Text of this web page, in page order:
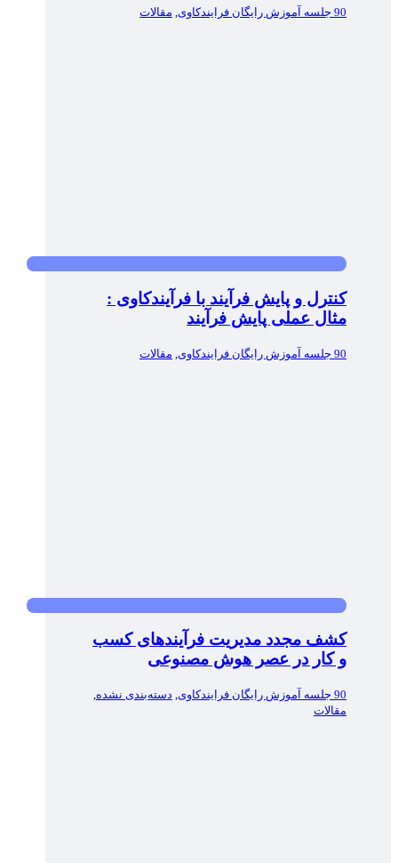
90 جلسه آموزش رایگان فرایندکاوی , مقالات
کنترل و پایش فرآیند با فرآیندکاوی :
مثال عملی پایش فرآیند
90 جلسه آموزش رایگان فرایندکاوی مقالات
کشف مجدد مدیریت فرآیندهای کسب
و کار در عصر هوش مصنوعی
90 جلسه آموزش رایگان فرایندکاوی , دسته‌بندی نشده,
مقالات